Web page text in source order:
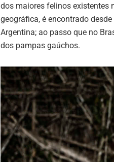
dos maiores felinos existentes
geográfica, é encontrado
Argentina; ao passo que no
dos pampas gaúchos.